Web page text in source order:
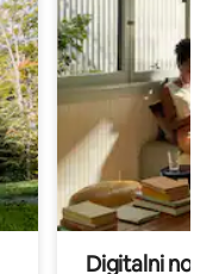
Digitalni